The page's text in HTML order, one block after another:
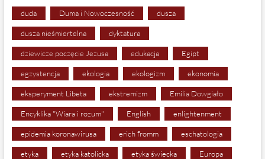
duda Duma i Nowoczesność dusza
dusza nieśmiertelna dyktatura
dziewicze poczęcie Jezusa edukacja Egipt
egzystencja ekologia ekologizm ekonomia
eksperyment Libeta ekstremizm Emilia Dowgiało
Encyklika "Wiara i rozum" English enlightenment
epidemia koronawirusa erich fromm eschatologia
etyka etyka katolicka etyka świecka Europa